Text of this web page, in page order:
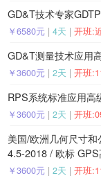
GD&T技术专家
￥6580元 | 4天 | 开班:
GD&T测量技术应用
￥3600元 | 2天 | 开班
RPS系统标准应用高
￥3600元 | 2天 | 开班
美国/欧洲几何尺寸
4.5-2018 / 欧标 GPS
￥3600元 | 2天 | 开班